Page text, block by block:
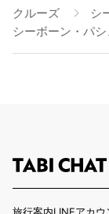
クルーズ
シ
シーボーン・パシ